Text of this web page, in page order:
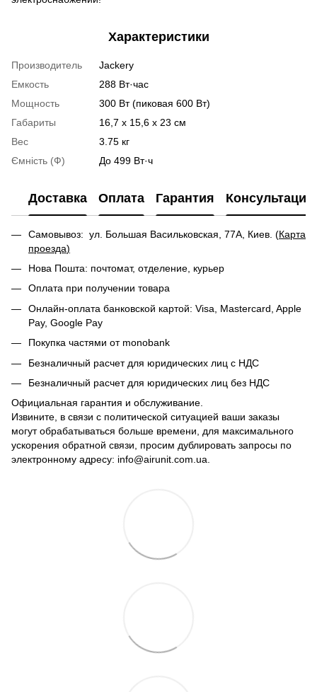
Характеристики
Производитель
Jackery
Емкость
288 Вт·час
Мощность
300 Вт (пиковая 600 Вт)
Габариты
16,7 x 15,6 x 23 см
Вес
3.75 кг
Ємність (Ф)
До 499 Вт·ч
Доставка Оплата Гарантия Консультация
Самовывоз: ул. Большая Васильковская, 77А, Киев. (Карта
проезда)
Нова Пошта: почтомат, отделение, курьер
Оплата при получении товара
Онлайн-оплата банковской картой: Visa, Mastercard, Apple
Pay, Google Pay
Покупка частями от monobank
Безналичный расчет для юридических лиц с НДС
Безналичный расчет для юридических лиц без НДС
Официальная гарантия и обслуживание.
Извините, в связи с политической ситуацией ваши заказы
могут обрабатываться больше времени, для максимального
ускорения обратной связи, просим дублировать запросы по
электронному адресу: info@airunit.com.ua.